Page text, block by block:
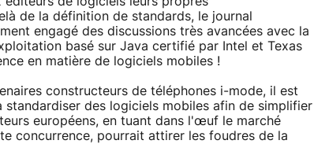
de la définition de standards, le journal
engagé des discussions très avancées avec la
basé sur Java certifié par Intel et Texas
en matière de logiciels mobiles !
constructeurs de téléphones i-mode, il est
des logiciels mobiles afin de simplifier
européens, en tuant dans l'œuf le marché
concurrence, pourrait attirer les foudres de la